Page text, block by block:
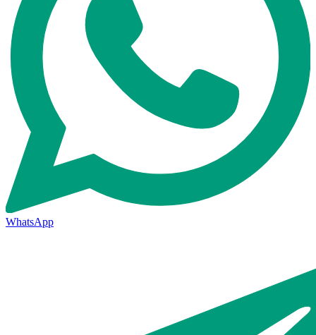
WhatsApp